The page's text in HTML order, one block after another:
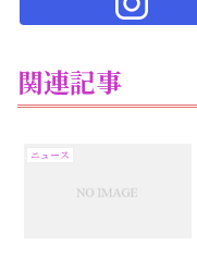
関連記事
ニュース